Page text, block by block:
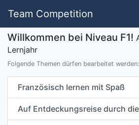
Team Competition
Willkommen bei Niveau F1!
Lernjahr
Folgende Themen dürfen bearbeitet werden:
Französisch lernen mit Spaß
Auf Entdeckungsreise durch